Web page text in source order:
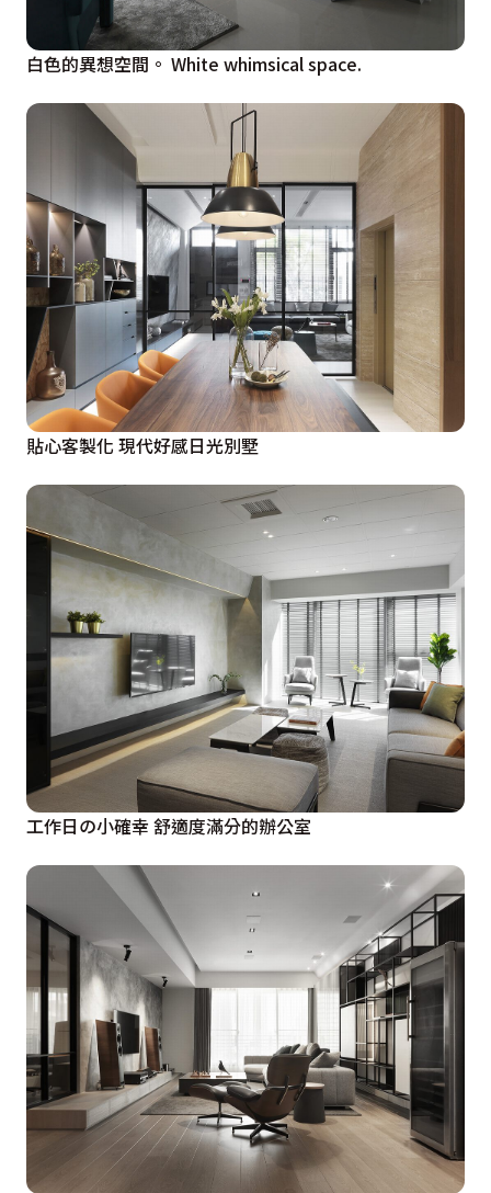
白色的異想空間。 White whimsical space.
貼心客製化 現代好感日光別墅
工作日の小確幸 舒適度滿分的辦公室